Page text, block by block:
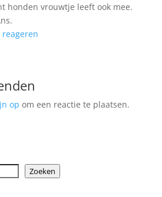
honden vrouwtje leeft ook mee.
reageren
op om een reactie te plaatsen.
Zoeken